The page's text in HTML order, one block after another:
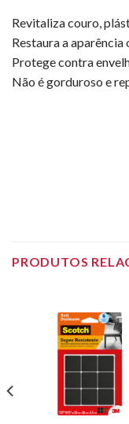
Revitaliza couro,
Restaura a aparência
Protege contra
Não é gorduroso e
PRODUTOS